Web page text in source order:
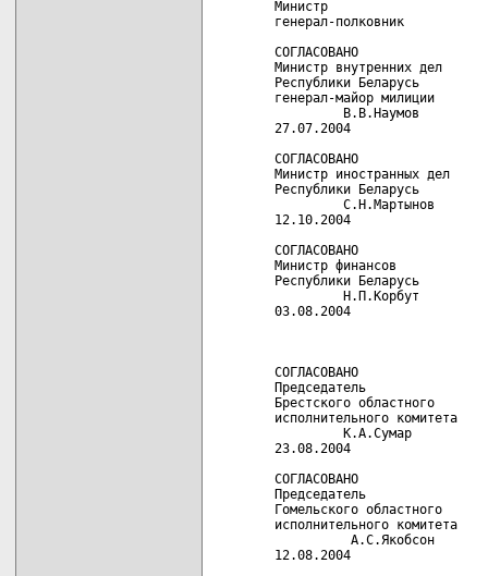
Министр
генерал-полковник
СОГЛАСОВАНО
Министр внутренних дел
Республики Беларусь
генерал-майор милиции
В.В.Наумов
27.07.2004
СОГЛАСОВАНО
Министр иностранных дел
Республики Беларусь
С.Н.Мартынов
12.10.2004
СОГЛАСОВАНО
Министр финансов
Республики Беларусь
Н.П.Корбут
03.08.2004
СОГЛАСОВАНО
Председатель
Брестского областного
исполнительного комитета
К.А.Сумар
23.08.2004
СОГЛАСОВАНО
Председатель
Гомельского областного
исполнительного комитета
А.С.Якобсон
12.08.2004